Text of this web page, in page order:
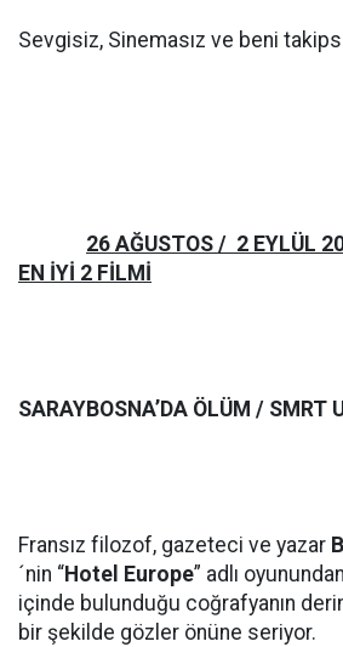
Sevgisiz, Sinemasız ve beni
26 AĞUSTOS / 2 EYLÜL
EN İYİ 2 FİLMİ
SARAYBOSNA’DA ÖLÜM / SMRT
Fransız filozof, gazeteci ve yazar
´nin “Hotel Europe” adlı
içinde bulunduğu coğrafyanın
bir şekilde gözler önüne seriyor.